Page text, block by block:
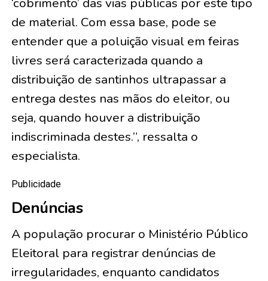
de material. Com essa base, pode se
entender que a poluição visual em feiras
livres será caracterizada quando a
distribuição de santinhos ultrapassar a
entrega destes nas mãos do eleitor, ou
seja, quando houver a distribuição
indiscriminada destes.”, ressalta o
especialista.
Publicidade
Denúncias
A população procurar o Ministério Público
Eleitoral para registrar denúncias de
irregularidades, enquanto candidatos